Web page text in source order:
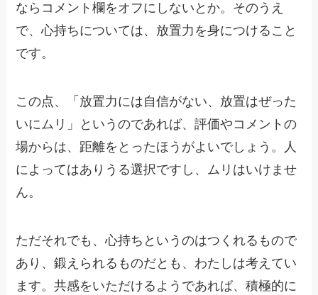
ならコメント欄をオフにしないとか。そのうえ
で、心持ちについては、放置力を身につけること
です。
この点、「放置力には自信がない、放置はぜった
いにムリ」というのであれば、評価やコメントの
場からは、距離をとったほうがよいでしょう。人
によってはありうる選択ですし、ムリはいけませ
ん。
ただそれでも、心持ちというのはつくれるもので
あり、鍛えられるものだとも、わたしは考えてい
ます。共感をいただけるようであれば、積極的に